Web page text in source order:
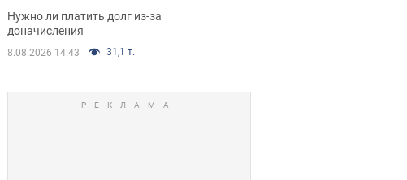
судья вынес
неожиданное решение
Нужно ли платить долг из-за
доначисления
8.08.2026 14:43 31,1 т.